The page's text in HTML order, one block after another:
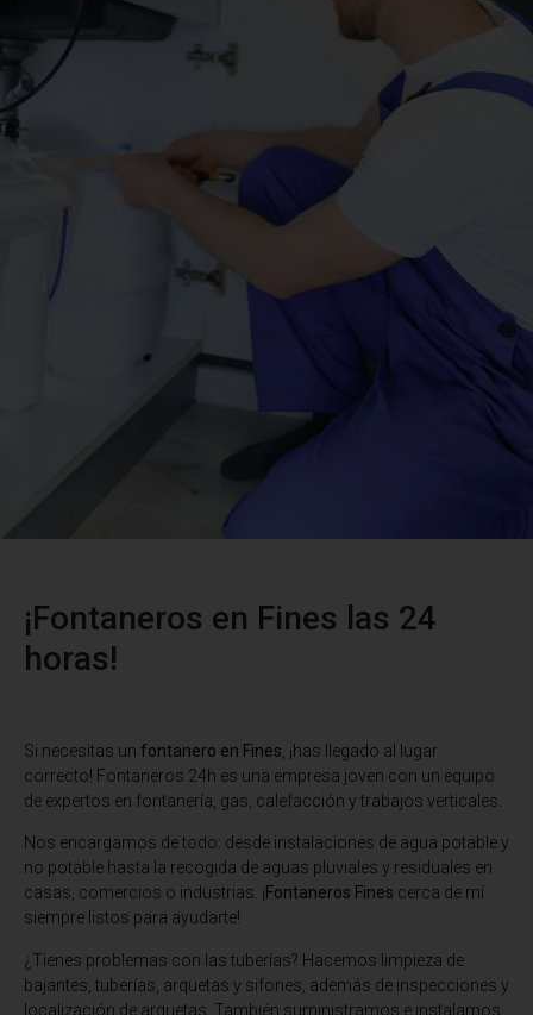
¡Fontaneros en Fines las 24
horas!
Si necesitas un fontanero en Fines , ¡has llegado al lugar
correcto! Fontaneros 24h es una empresa joven con un equipo
de expertos en fontanería, gas, calefacción y trabajos verticales.
Nos encargamos de todo: desde instalaciones de agua potable y
no potable hasta la recogida de aguas pluviales y residuales en
casas, comercios o industrias. ¡Fontaneros Fines cerca de mí
siempre listos para ayudarte!
¿Tienes problemas con las tuberías? Hacemos limpieza de
bajantes, tuberías, arquetas y sifones, además de inspecciones y
localización de arquetas. También suministramos e instalamos